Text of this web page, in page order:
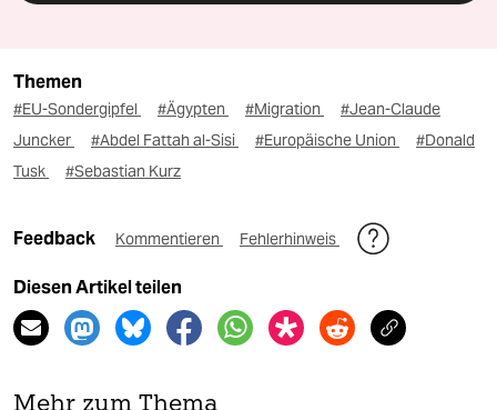
Themen
#EU-Sondergipfel #Ägypten #Migration
#Jean-Claude
Juncker
#Abdel Fattah al-Sisi #Europäische Union
#Donald
Tusk
#Sebastian Kurz
Feedback Kommentieren Fehlerhinweis
Diesen Artikel teilen
Mehr zum Thema